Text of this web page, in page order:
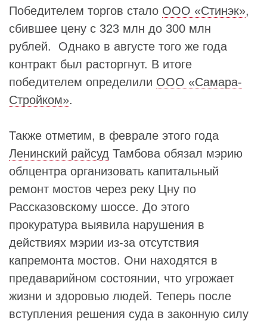
Победителем торгов стало ООО «Стинэк»,
сбившее цену с 323 млн до 300 млн
рублей. Однако в августе того же года
контракт был расторгнут. В итоге
победителем определили ООО «Самара-
Стройком».
Также отметим, в феврале этого года
Ленинский райсуд Тамбова обязал мэрию
облцентра организовать капитальный
ремонт мостов через реку Цну по
Рассказовскому шоссе. До этого
прокуратура выявила нарушения в
действиях мэрии из-за отсутствия
капремонта мостов. Они находятся в
предаварийном состоянии, что угрожает
жизни и здоровью людей. Теперь после
вступления решения суда в законную силу